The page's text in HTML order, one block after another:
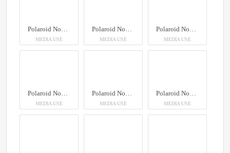
Polaroid Now+ Gen 3
MEDIA USE
Polaroid Now+ Gen 3
MEDIA USE
Polaroid Now+ Gen 3
MEDIA USE
Polaroid Now Gen 3
MEDIA USE
Polaroid Now Gen 3
MEDIA USE
Polaroid Now Gen 3
MEDIA USE